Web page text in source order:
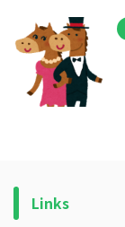
Links